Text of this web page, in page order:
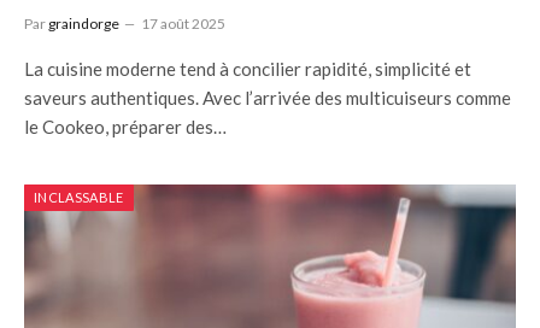
Par graindorge 17 août 2025
La cuisine moderne tend à concilier rapidité, simplicité et
saveurs authentiques. Avec l’arrivée des multicuiseurs comme
le Cookeo, préparer des…
INCLASSABLE